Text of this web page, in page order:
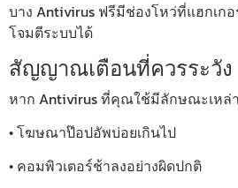
บาง Antivirus ฟรีมีช่องโหว่ที่แฮกเก
โจมตีระบบได้
สัญญาณเตือนที่ควรระวัง
หาก Antivirus ที่คุณใช้มีลักษณะเหล่
• โฆษณาป๊อปอัพบ่อยเกินไป
• คอมพิวเตอร์ช้าลงอย่างผิดปกติ